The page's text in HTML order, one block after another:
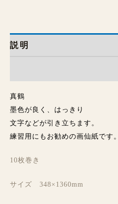
説明
真鶴
墨色が良く、はっきり
文字などが引き立ちます。
練習用にもお勧めの画仙紙です。
10枚巻き
サイズ 348×1360mm